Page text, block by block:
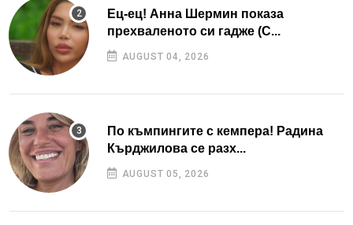
Ец-ец! Анна Шермин показа
прехваленото си гадже (С...
AUGUST 04, 2026
По къмпингите с кемпера! Радина
Кърджилова се разх...
AUGUST 05, 2026